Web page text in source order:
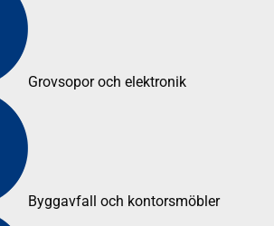
Grovsopor och elektronik
Byggavfall och kontorsmöbler